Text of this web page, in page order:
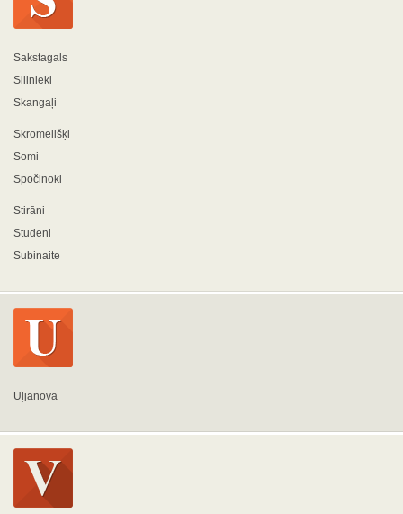
Sakstagals
Silinieki
Skangaļi
Skromelišķi
Somi
Spočinoki
Stirāni
Studeni
Subinaite
Uļjanova